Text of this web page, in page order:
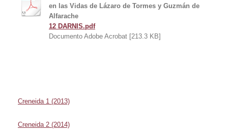
en las Vidas de Lázaro de Tormes y Guzmán de
Alfarache
12 DARNIS.pdf
Documento Adobe Acrobat [213.3 KB]
Creneida 1 (2013)
Creneida 2 (2014)